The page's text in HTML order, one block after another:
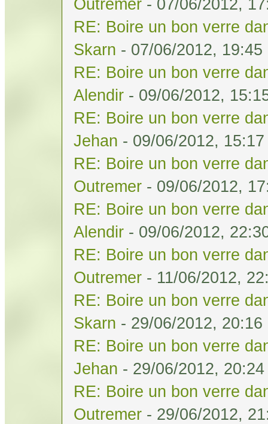
Outremer - 07/06/2012,
RE: Boire un bon verre
Skarn - 07/06/2012, 19:45
RE: Boire un bon verre
Alendir - 09/06/2012,
RE: Boire un bon verre
Jehan - 09/06/2012, 15:17
RE: Boire un bon verre
Outremer - 09/06/2012,
RE: Boire un bon verre
Alendir - 09/06/2012,
RE: Boire un bon verre
Outremer - 11/06/2012,
RE: Boire un bon verre
Skarn - 29/06/2012, 20:16
RE: Boire un bon verre
Jehan - 29/06/2012, 20:24
RE: Boire un bon verre
Outremer - 29/06/2012,